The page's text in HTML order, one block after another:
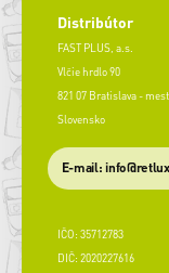
Distribútor
FAST PLUS, a.s.
Vlčie hrdlo 90
821 07 Bratislava -
Slovensko
E-mail:
IČO: 35712783
DIČ: 2020227616